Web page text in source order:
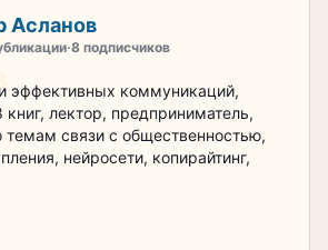
Асланов
·8 подписчиков
эффективных коммуникаций,
книг, лектор, предприниматель,
темам связи с общественностью,
нейросети, копирайтинг,